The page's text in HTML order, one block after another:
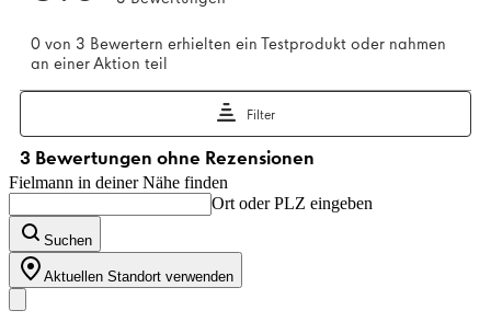
Fielmann in deiner Nähe finden
Ort oder PLZ eingeben
Suchen
Aktuellen Standort verwenden